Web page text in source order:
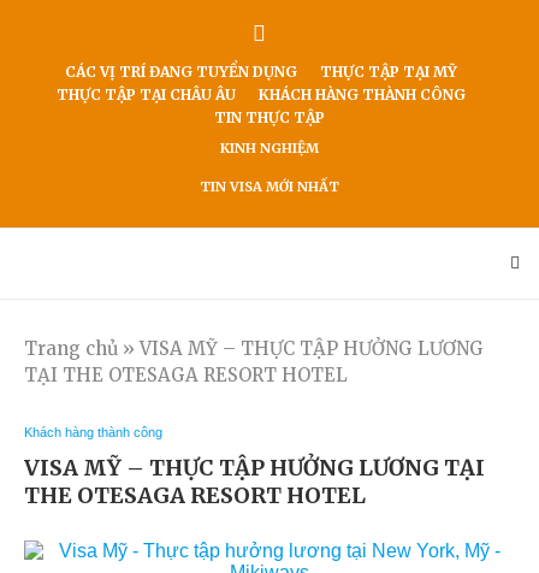
CÁC VỊ TRÍ ĐANG TUYỂN DỤNG
THỰC TẬP TẠI MỸ
THỰC TẬP TẠI CHÂU ÂU
KHÁCH HÀNG THÀNH CÔNG
TIN THỰC TẬP
KINH NGHIỆM
TIN VISA MỚI NHẤT
Trang chủ »VISA MỸ – THỰC TẬP HƯỞNG LƯƠNG
TẠI THE OTESAGA RESORT HOTEL
Khách hàng thành công
VISA MỸ – THỰC TẬP HƯỞNG LƯƠNG TẠI
THE OTESAGA RESORT HOTEL